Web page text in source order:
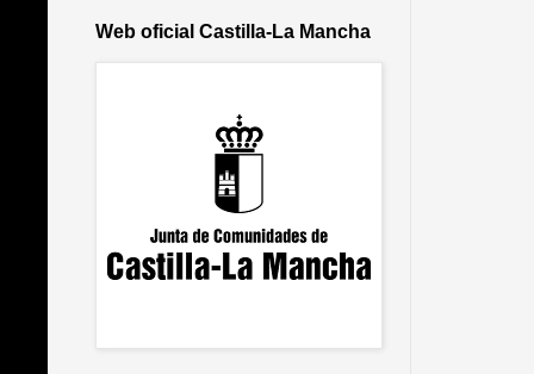
Web oficial Castilla-La Mancha